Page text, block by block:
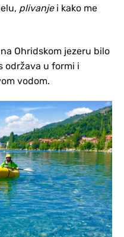
plivanje i kako me
na Ohridskom jezeru bilo
održava u formi i
vodom.